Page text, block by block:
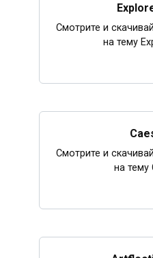
Смотрите и
на тему
Смотрите и
на тему